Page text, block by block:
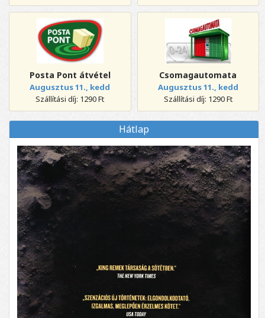
Posta Pont átvétel
Augusztus 11., kedd
Szállítási díj: 1290 Ft
Csomagautomata
Augusztus 11., kedd
Szállítási díj: 1290 Ft
Hátlap